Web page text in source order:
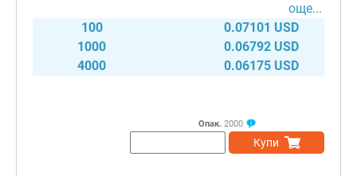
още...
100
0.07101 USD
1000
0.06792 USD
4000
0.06175 USD
Опак. 2000
Купи